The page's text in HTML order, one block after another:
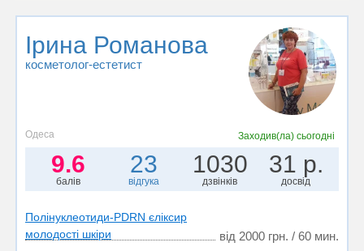
Ірина Романова
косметолог-естетист
Одеса Заходив(ла)сьогодні
9.6
балів
23
відгука
1030
дзвінків
31 р.
досвід
Полінуклеотиди-PDRN єліксир
молодості шкіри
від 2000 грн. / 60 мин.